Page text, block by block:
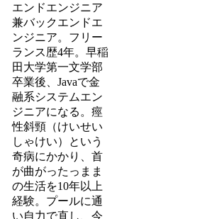
エンドエンジニア
兼バックエンドエ
ンジニア。フリー
ランス歴4年。早稲
田大学第一文学部
卒業後、Javaで金
融系システムエン
ジニアになる。痙
性斜頸（けいせい
しゃけい）という
奇病にかかり、首
が曲がったっまま
の生活を10年以上
経験。プールに通
い自力で直し、今